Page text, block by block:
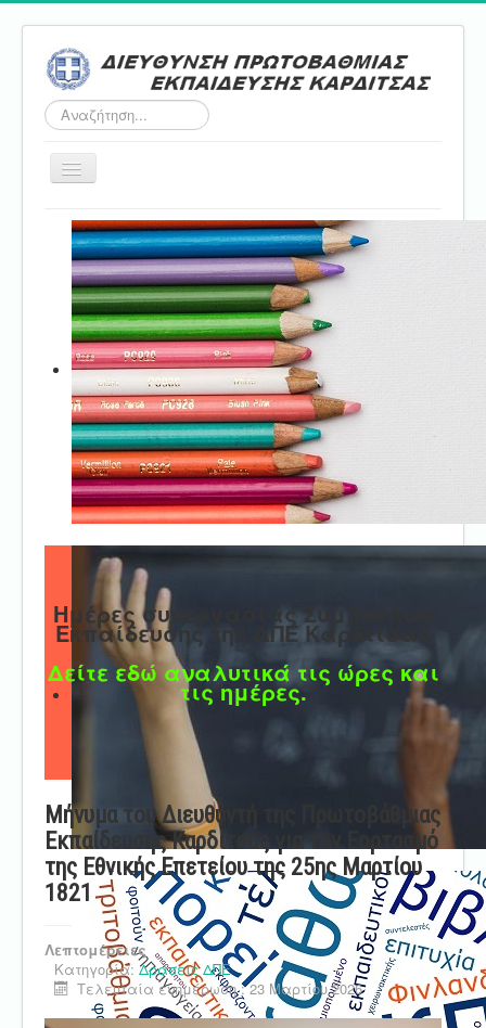
Αναζήτηση...
Εναλλαγή
Αρχική
ΔΠΕ
Τμήμα Α'
Τμήμα Β'
Τμήμα Γ'
Τμήμα Δ'
Τμήμα E'
Επικοινωνία
Ημέρες συνεργασίας Συμβούλων
Εκπαίδευσης της ΔΠΕ Καρδίτσας
Δείτε εδώ αναλυτικά τις ώρες και
τις ημέρες.
Μήνυμα του Διευθυντή της Πρωτοβάθμιας
Εκπαίδευσης Καρδίτσας για τον Εορτασμό
της Εθνικής Επετείου της 25ης Μαρτίου
1821
Λεπτομέρειες
Κατηγορία: Δράσεις ΔΠΕ
Τελευταία ενημέρωση : 23 Μαρτίου 2026